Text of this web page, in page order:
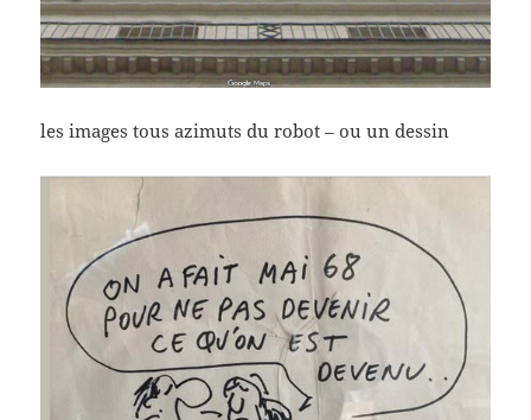
les images tous azimuts du robot – ou un dessin